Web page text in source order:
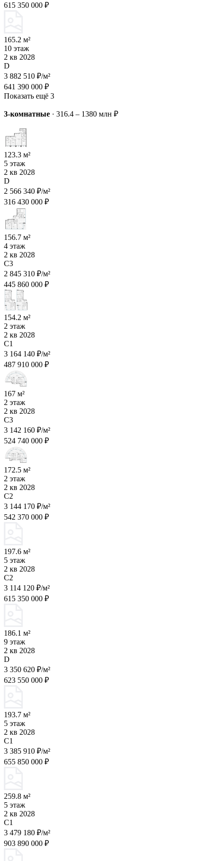
615 350 000 ₽
165.2 м²
10 этаж
2 кв 2028
D
3 882 510 ₽/м²
641 390 000 ₽
Показать ещё 3
3-комнатные · 316.4 – 1380 млн ₽
123.3 м²
5 этаж
2 кв 2028
D
2 566 340 ₽/м²
316 430 000 ₽
156.7 м²
4 этаж
2 кв 2028
C3
2 845 310 ₽/м²
445 860 000 ₽
154.2 м²
2 этаж
2 кв 2028
C1
3 164 140 ₽/м²
487 910 000 ₽
167 м²
2 этаж
2 кв 2028
C3
3 142 160 ₽/м²
524 740 000 ₽
172.5 м²
2 этаж
2 кв 2028
C2
3 144 170 ₽/м²
542 370 000 ₽
197.6 м²
5 этаж
2 кв 2028
C2
3 114 120 ₽/м²
615 350 000 ₽
186.1 м²
9 этаж
2 кв 2028
D
3 350 620 ₽/м²
623 550 000 ₽
193.7 м²
5 этаж
2 кв 2028
C1
3 385 910 ₽/м²
655 850 000 ₽
259.8 м²
5 этаж
2 кв 2028
C1
3 479 180 ₽/м²
903 890 000 ₽